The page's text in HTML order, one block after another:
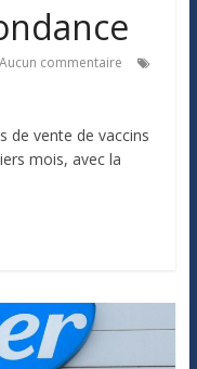
Aucun commentaire
de vente de vaccins
mois, avec la